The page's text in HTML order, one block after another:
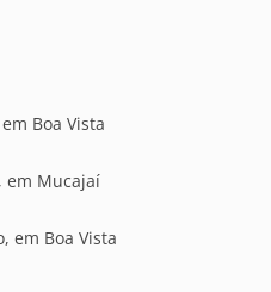
Boa Vista
em Mucajaí
em Boa Vista